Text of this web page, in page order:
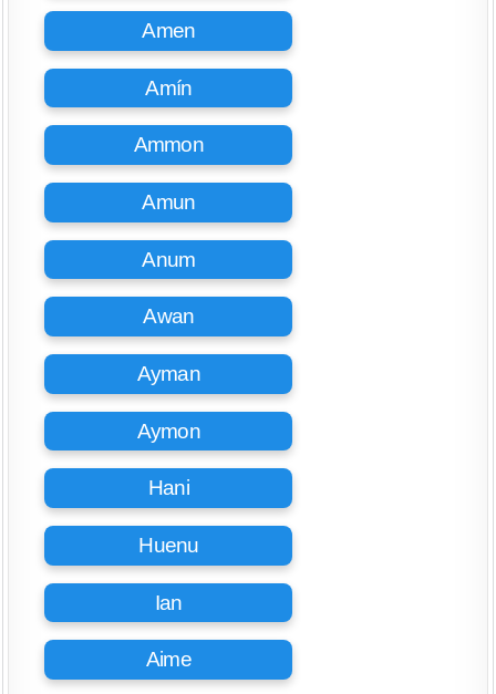
Amen
Amín
Ammon
Amun
Anum
Awan
Ayman
Aymon
Hani
Huenu
Ian
Aime